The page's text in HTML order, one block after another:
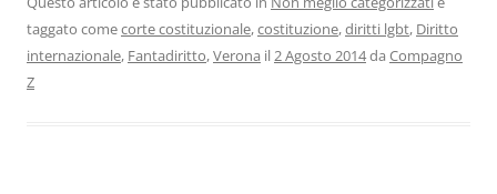
taggato comecorte costituzionale,costituzione,diritti lgbt, Diritto
internazionale, Fantadiritto,Verona il2 Agosto 2014da Compagno
Z